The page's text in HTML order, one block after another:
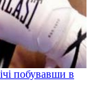
побувавши в